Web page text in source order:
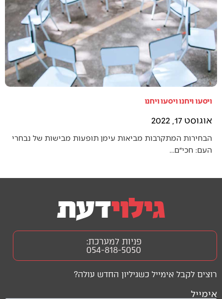
ויסעו ויחנו ויסעו ויחנו
אוגוסט 17, 2022
הבחירות המתקרבות מביאות עימן תופעות מבישות של נבחרי
העם: חכי״ם…
רוצים לקבל אימייל כשגיליון החדש עולה?
אימייל
פניות למערכת:
054-818-5050